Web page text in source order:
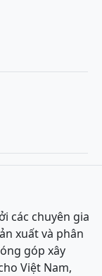
các chuyên gia
xuất và phân
góp xây
Việt Nam,